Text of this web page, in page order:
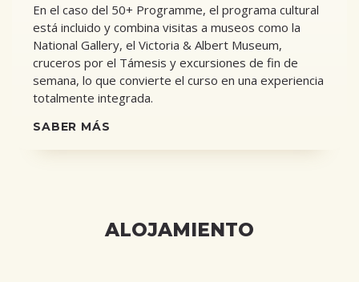
En el caso del 50+ Programme, el programa cultural
está incluido y combina visitas a museos como la
National Gallery, el Victoria & Albert Museum,
cruceros por el Támesis y excursiones de fin de
semana, lo que convierte el curso en una experiencia
totalmente integrada.
SABER MÁS
ALOJAMIENTO